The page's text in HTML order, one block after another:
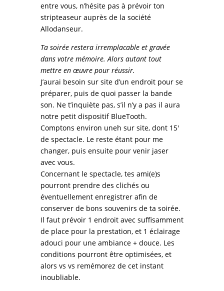
entre vous, n’hésite pas à prévoir ton
stripteaseur auprès de la société
Allodanseur.
Ta soirée restera irremplacable et gravée
dans votre mémoire. Alors autant tout
mettre en œuvre pour réussir.
J’aurai besoin sur site d’un endroit pour se
préparer, puis de quoi passer la bande
son. Ne t’inquiète pas, s’il n’y a pas il aura
notre petit dispositif BlueTooth.
Comptons environ uneh sur site, dont 15′
de spectacle. Le reste étant pour me
changer, puis ensuite pour venir jaser
avec vous.
Concernant le spectacle, tes ami(e)s
pourront prendre des clichés ou
éventuellement enregistrer afin de
conserver de bons souvenirs de ta soirée.
Il faut prévoir 1 endroit avec suffisamment
de place pour la prestation, et 1 éclairage
adouci pour une ambiance + douce. Les
conditions pourront être optimisées, et
alors vs vs remémorez de cet instant
inoubliable.